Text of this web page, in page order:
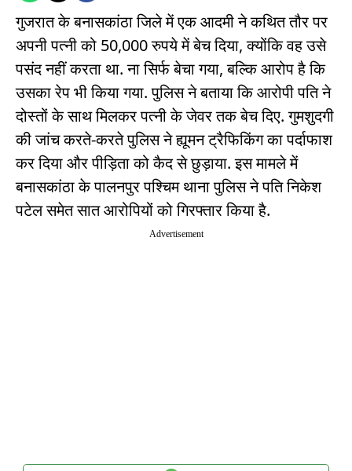
गुजरात के बनासकांठा जिले में एक आदमी ने कथित तौर पर
अपनी पत्नी को 50,000 रुपये में बेच दिया, क्योंकि वह उसे
पसंद नहीं करता था. ना सिर्फ बेचा गया, बल्कि आरोप है कि
उसका रेप भी किया गया. पुलिस ने बताया कि आरोपी पति ने
दोस्तों के साथ मिलकर पत्नी के जेवर तक बेच दिए. गुमशुदगी
की जांच करते-करते पुलिस ने ह्यूमन ट्रैफिकिंग का पर्दाफाश
कर दिया और पीड़िता को कैद से छुड़ाया. इस मामले में
बनासकांठा के पालनपुर पश्चिम थाना पुलिस ने पति निकेश
पटेल समेत सात आरोपियों को गिरफ्तार किया है.
Advertisement